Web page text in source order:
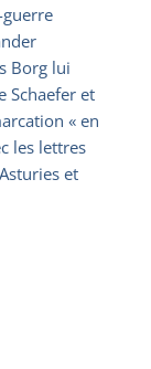
Borg lui
Schaefer et
« en
les lettres
et